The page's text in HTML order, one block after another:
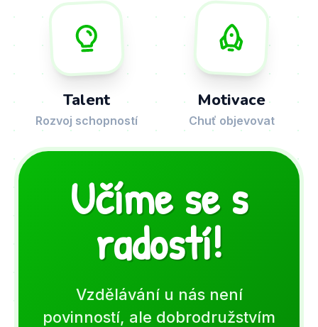
Talent
Rozvoj schopností
Motivace
Chuť objevovat
Učíme se s
radostí!
Vzdělávání u nás není
povinností, ale dobrodružstvím